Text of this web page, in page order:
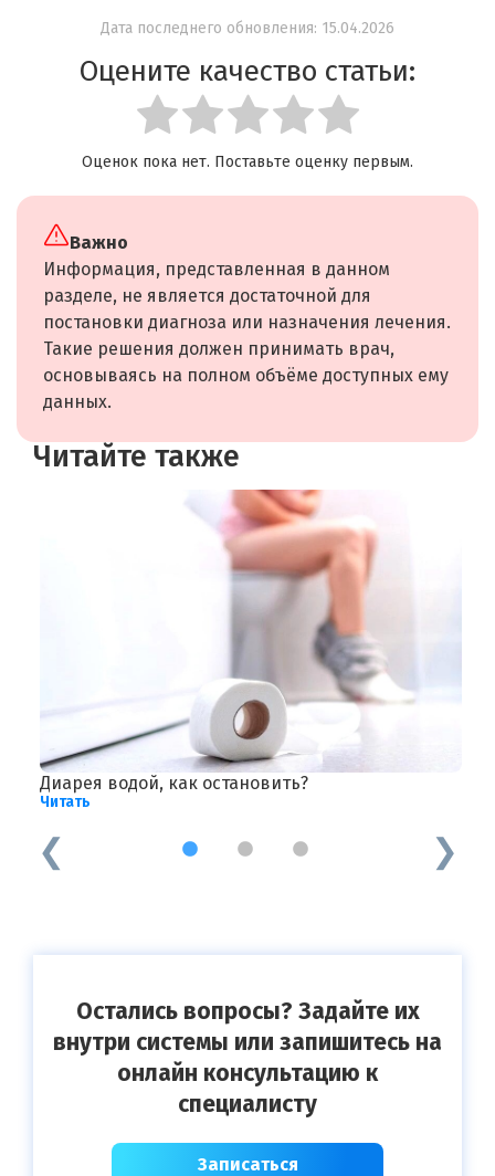
Дата последнего обновления: 15.04.2026
Оцените качество статьи:
Оценок пока нет. Поставьте оценку первым.
Важно
Информация, представленная в данном
разделе, не является достаточной для
постановки диагноза или назначения лечения.
Такие решения должен принимать врач,
основываясь на полном объёме доступных ему
данных.
Читайте также
Диарея водой, как остановить?
Читать
1 2 3
Остались вопросы? Задайте их
внутри системы или запишитесь на
онлайн консультацию к
специалисту
Записаться